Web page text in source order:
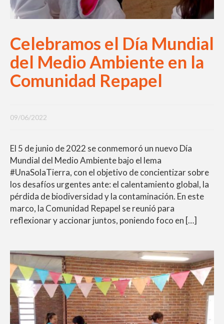
Celebramos el Día Mundial
del Medio Ambiente en la
Comunidad Repapel
09/06/2022
El 5 de junio de 2022 se conmemoró un nuevo Día
Mundial del Medio Ambiente bajo el lema
#UnaSolaTierra, con el objetivo de concientizar sobre
los desafíos urgentes ante: el calentamiento global, la
pérdida de biodiversidad y la contaminación. En este
marco, la Comunidad Repapel se reunió para
reflexionar y accionar juntos, poniendo foco en […]